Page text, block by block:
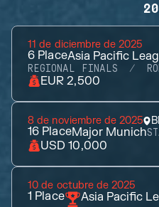
11 de diciembre de 2025
6 PlaceAsia Pacific
REGIONAL FINALS
EUR 2,500
8 de noviembre de 2025
16 PlaceMajor Munich
USD 10,000
10 de octubre de 2025
1 Place Asia Pacific